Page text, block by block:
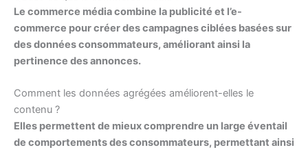
Le commerce média combine la publicité et l’e-
commerce pour créer des campagnes ciblées basées sur
des données consommateurs, améliorant ainsi la
pertinence des annonces.
Comment les données agrégées améliorent-elles le
contenu ?
Elles permettent de mieux comprendre un large éventail
de comportements des consommateurs, permettant ainsi